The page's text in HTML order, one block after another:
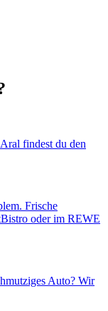
findest du den
Frische
oder im REWE
Auto? Wir